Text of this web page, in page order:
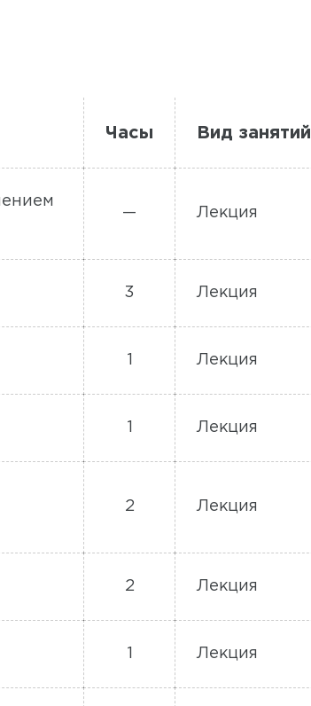
Часы Вид занятий
— Лекция
3 Лекция
Лекция
Лекция
2 Лекция
2 Лекция
Лекция